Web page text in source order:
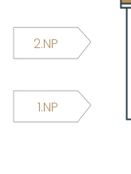
2.NP
1.NP